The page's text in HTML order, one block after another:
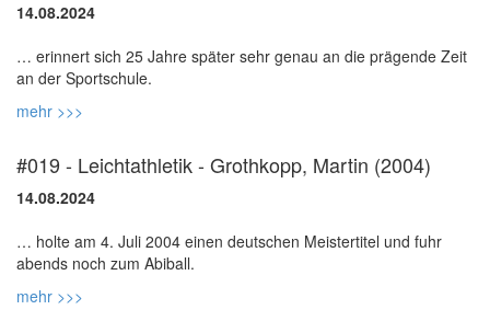
14.08.2024
… erinnert sich 25 Jahre später sehr genau an die prägende Zeit
mehr >>>
#019 - Leichtathletik - Grothkopp, Martin (2004)
14.08.2024
… holte am 4. Juli 2004 einen deutschen Meistertitel und fuhr
mehr >>>